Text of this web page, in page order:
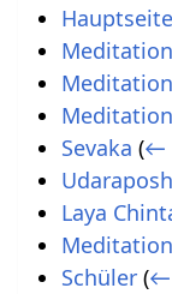
Hauptseite
Meditation
Sevaka (←
Laya
Schüler (←